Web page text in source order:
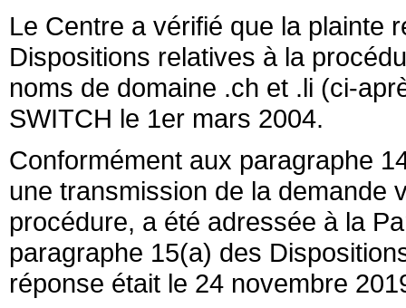
Le Centre a vérifié que la plainte
Dispositions relatives à la
noms de domaine .ch et .li (ci-
SWITCH le 1er mars 2004.
Conformément aux paragraphe
une transmission de la demande
procédure, a été adressée à la
paragraphe 15(a) des
réponse était le 24 novembre